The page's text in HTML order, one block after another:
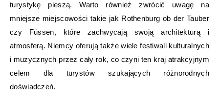
turystykę pieszą. Warto również zwrócić uwagę na
mniejsze miejscowości takie jak Rothenburg ob der Tauber
czy Füssen, które zachwycają swoją architekturą i
atmosferą. Niemcy oferują także wiele festiwali kulturalnych
i muzycznych przez cały rok, co czyni ten kraj atrakcyjnym
celem dla turystów szukających różnorodnych
doświadczeń.